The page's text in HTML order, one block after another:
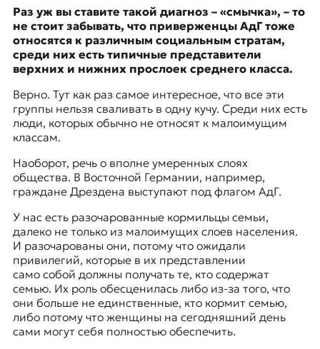
Раз уж вы ставите такой диагноз – «смычка», – то
не стоит забывать, что приверженцы АдГ тоже
относятся к различным социальным стратам,
среди них есть типичные представители
верхних и нижних прослоек среднего класса.
Верно. Тут как раз самое интересное, что все эти
группы нельзя сваливать в одну кучу. Среди них есть
люди, которых обычно не относят к малоимущим
классам.
Наоборот, речь о вполне умеренных слоях
общества. В Восточной Германии, например,
граждане Дрездена выступают под флагом АдГ.
У нас есть разочарованные кормильцы семьи,
далеко не только из малоимущих слоев населения.
И разочарованы они, потому что ожидали
привилегий, которые в их представлении
само собой должны получать те, кто содержат
семью. Их роль обесценилась либо из-за того, что
они больше не единственные, кто кормит семью,
либо потому что женщины на сегодняшний день
сами могут себя полностью обеспечить.